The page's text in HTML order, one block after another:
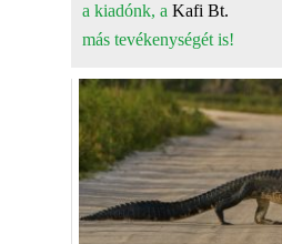
a kiadónk, a Kafi Bt.
más tevékenységét is!